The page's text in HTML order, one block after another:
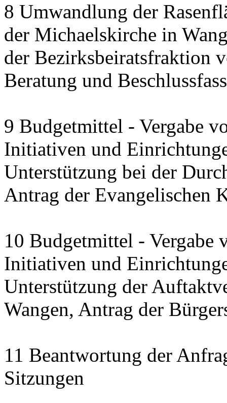
8 Umwandlung der
der Michaelskirche in
der Bezirksbeiratsfraktion
Beratung und
9 Budgetmittel - Vergabe
Initiativen und
Unterstützung bei der
Antrag der Evangelischen
10 Budgetmittel - Vergabe
Initiativen und
Unterstützung der
Wangen, Antrag der
11 Beantwortung der
Sitzungen